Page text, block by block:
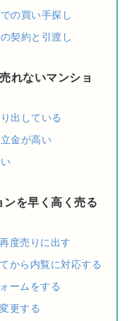
の買い手探し
契約と引渡し
れないマンショ
出している
金が高い
を早く高く売る
度売りに出す
から内覧に対応する
ームをする
更する